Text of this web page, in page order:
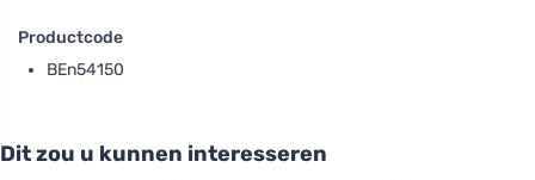
Productcode
BEn54150
Dit zou u kunnen interesseren